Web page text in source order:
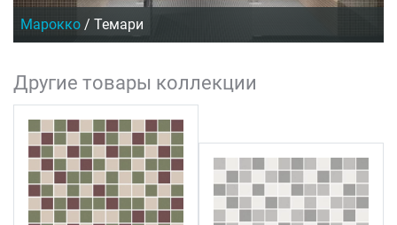
Марокко / Темари
Другие товары коллекции